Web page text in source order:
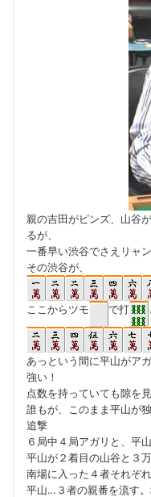
親の吉田がピンズ、山谷
るが、
一番早い渋谷でさえリャン
その渋谷が、
ここからツモ
で打
あっという間に平山がア
強い！
点数を持っていても隙を
誰もが、このまま平山が
追撃
６局中４局アガリと、平
平山が２着目の山谷と３
南場に入った４者それぞれ
平山…３者の親番を流す。